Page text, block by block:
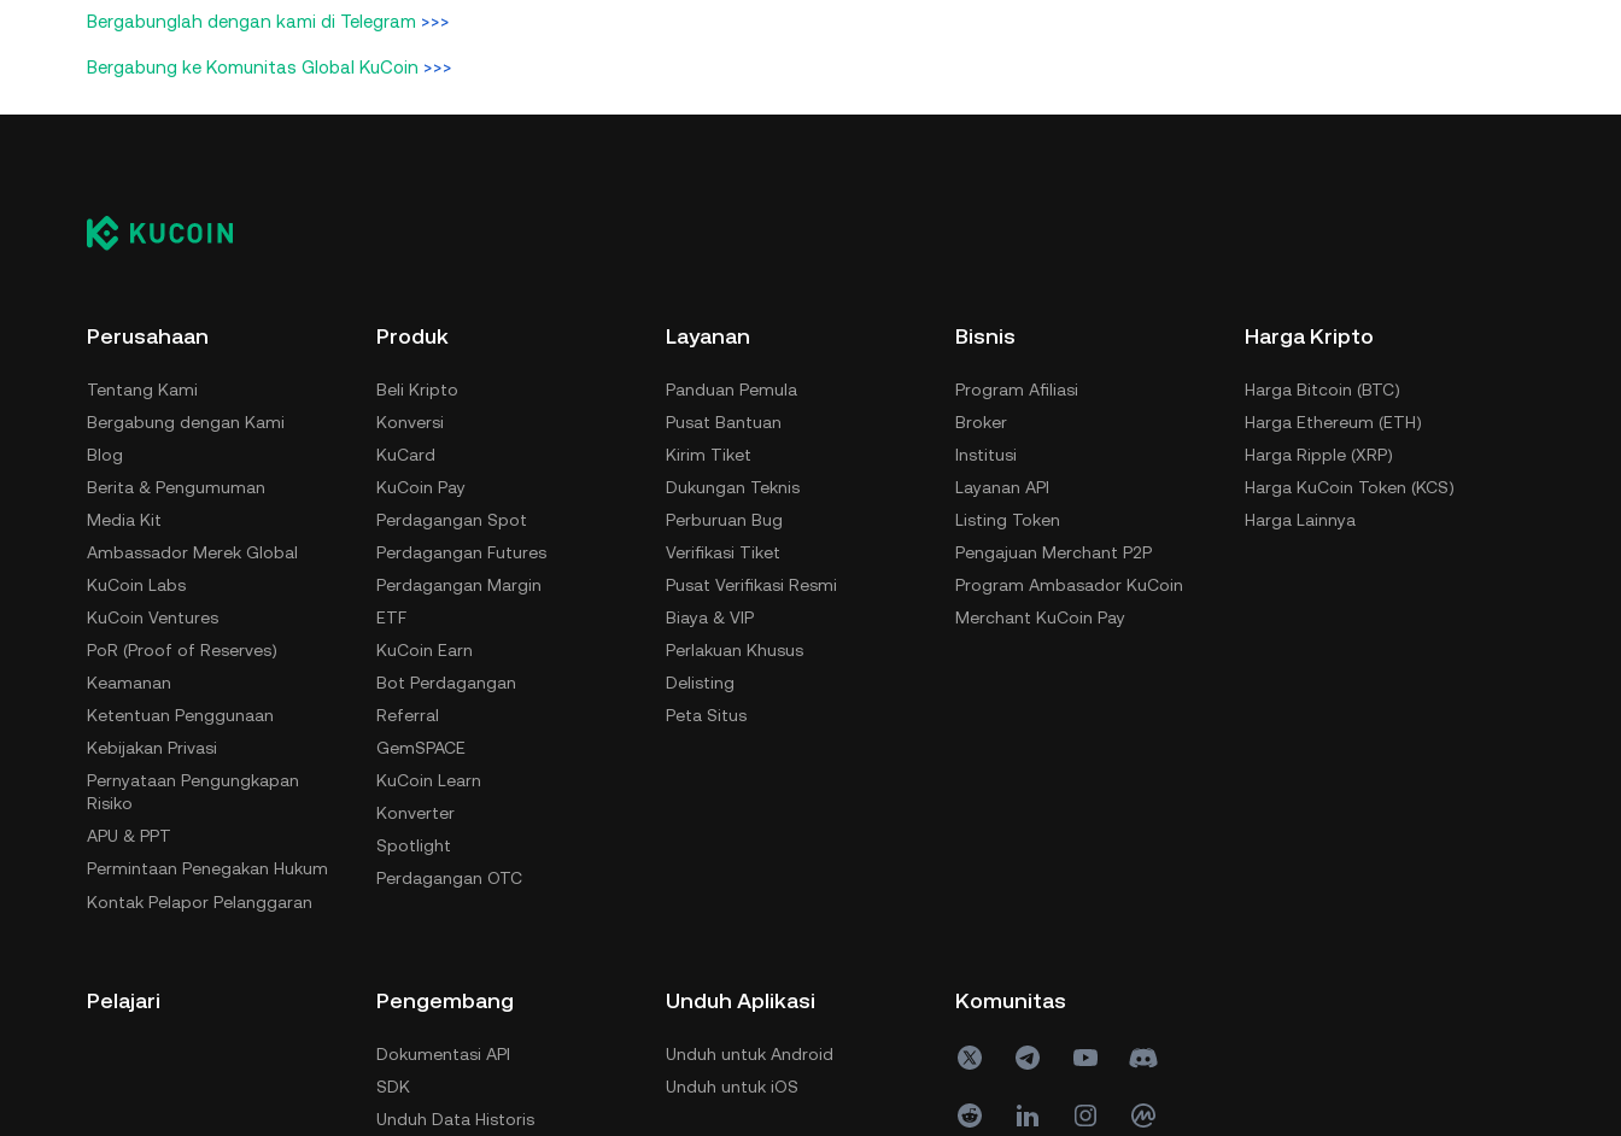
Bergabunglah dengan kami di Telegram >>>
Bergabung ke Komunitas Global KuCoin >>>
Perusahaan
Tentang Kami
Bergabung dengan Kami
Blog
Berita & Pengumuman
Media Kit
Ambassador Merek Global
KuCoin Labs
KuCoin Ventures
PoR (Proof of Reserves)
Keamanan
Ketentuan Penggunaan
Kebijakan Privasi
Pernyataan Pengungkapan
Risiko
APU & PPT
Permintaan Penegakan Hukum
Kontak Pelapor Pelanggaran
Produk
Beli Kripto
Konversi
KuCard
KuCoin Pay
Perdagangan Spot
Perdagangan Futures
Perdagangan Margin
ETF
KuCoin Earn
Bot Perdagangan
Referral
GemSPACE
KuCoin Learn
Konverter
Spotlight
Perdagangan OTC
Layanan
Panduan Pemula
Pusat Bantuan
Kirim Tiket
Dukungan Teknis
Perburuan Bug
Verifikasi Tiket
Pusat Verifikasi Resmi
Biaya & VIP
Perlakuan Khusus
Delisting
Peta Situs
Bisnis
Program Afiliasi
Broker
Institusi
Layanan API
Listing Token
Pengajuan Merchant P2P
Program Ambasador KuCoin
Merchant KuCoin Pay
Harga Kripto
Harga Bitcoin (BTC)
Harga Ethereum (ETH)
Harga Ripple (XRP)
Harga KuCoin Token (KCS)
Harga Lainnya
Pelajari Pengembang
Dokumentasi API
SDK
Unduh Data Historis
Unduh Aplikasi
Unduh untuk Android
Unduh untuk iOS
Komunitas